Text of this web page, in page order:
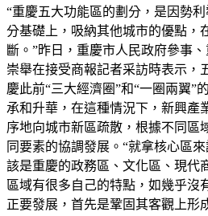
“重慶五大功能區的劃分，是因勢
分基礎上，吸納其他城市的優點，
斷。”昨日，重慶市人民政府參事
崇舉在接受商報記者采訪時表示，
慶此前“三大經濟圈”和“一圈兩翼”
承和升華，在這種情況下，新興產
序地向城市新區疏散，根據不同區
同要素的協調發展。“就拿核心區
該是重慶的政務區、文化區、現代
區域有很多自己的特點，如幾乎沒
正要發展，首先是鞏固其客觀上形